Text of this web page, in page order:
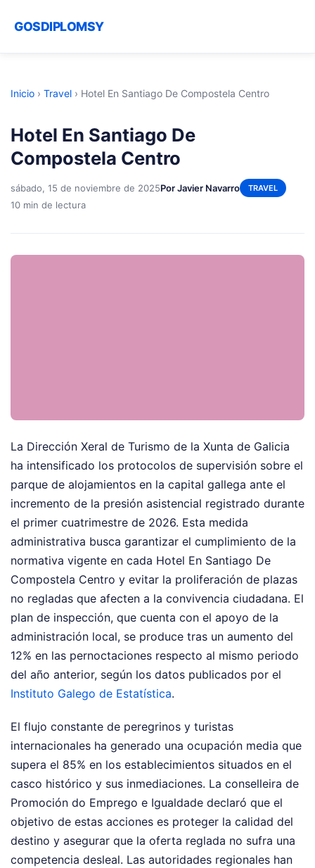
GOSDIPLOMSY
Inicio › Travel › Hotel En Santiago De Compostela Centro
Hotel En Santiago De
Compostela Centro
sábado, 15 de noviembre de 2025Por Javier Navarro TRAVEL
10 min de lectura
La Dirección Xeral de Turismo de la Xunta de Galicia
ha intensificado los protocolos de supervisión sobre el
parque de alojamientos en la capital gallega ante el
incremento de la presión asistencial registrado durante
el primer cuatrimestre de 2026. Esta medida
administrativa busca garantizar el cumplimiento de la
normativa vigente en cada Hotel En Santiago De
Compostela Centro y evitar la proliferación de plazas
no regladas que afecten a la convivencia ciudadana. El
plan de inspección, que cuenta con el apoyo de la
administración local, se produce tras un aumento del
12% en las pernoctaciones respecto al mismo periodo
del año anterior, según los datos publicados por el
Instituto Galego de Estatística.
El flujo constante de peregrinos y turistas
internacionales ha generado una ocupación media que
supera el 85% en los establecimientos situados en el
casco histórico y sus inmediaciones. La conselleira de
Promoción do Emprego e Igualdade declaró que el
objetivo de estas acciones es proteger la calidad del
destino y asegurar que la oferta reglada no sufra una
competencia desleal. Las autoridades regionales han